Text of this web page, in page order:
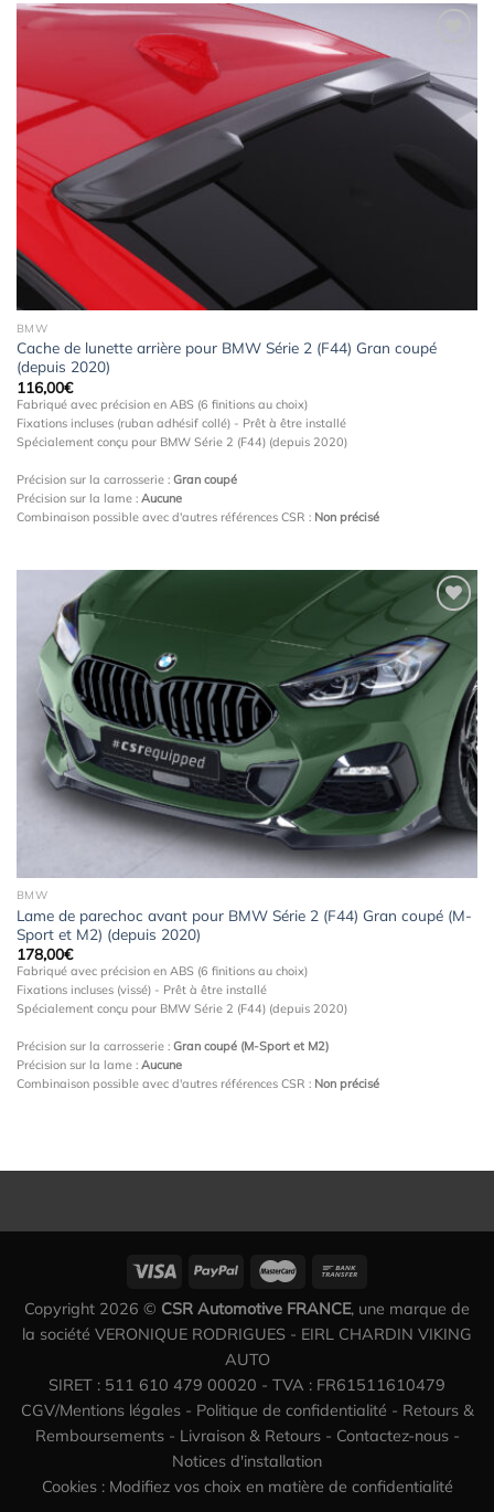
Ajouter
à la
wishlist
BMW
Cache de lunette arrière pour BMW Série 2 (F44) Gran coupé
(depuis 2020)
116,00€
Fabriqué avec précision en ABS (6 finitions au choix)
Fixations incluses (ruban adhésif collé) - Prêt à être installé
Spécialement conçu pour BMW Série 2 (F44) (depuis 2020)
Précision sur la carrosserie : Gran coupé
Précision sur la lame : Aucune
Combinaison possible avec d'autres références CSR : Non précisé
Ajouter
wishlist
BMW
Lame de parechoc avant pour BMW Série 2 (F44) Gran coupé (M-
Sport et M2) (depuis 2020)
178,00€
Fabriqué avec précision en ABS (6 finitions au choix)
Fixations incluses (vissé) - Prêt à être installé
Spécialement conçu pour BMW Série 2 (F44) (depuis 2020)
Précision sur la carrosserie : Gran coupé (M-Sport et M2)
Précision sur la lame : Aucune
Combinaison possible avec d'autres références CSR : Non précisé
Copyright 2026 © CSR Automotive FRANCE, une marque de
la société VERONIQUE RODRIGUES - EIRL CHARDIN VIKING
AUTO
SIRET : 511 610 479 00020 - TVA : FR61511610479
CGV/Mentions légales- Politique de confidentialité - Retours &
Remboursements- Livraison & Retours- Contactez-nous-
Notices d'installation
Cookies : Modifiez vos choix en matière de confidentialité